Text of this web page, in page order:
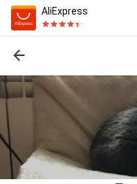
AliExpress